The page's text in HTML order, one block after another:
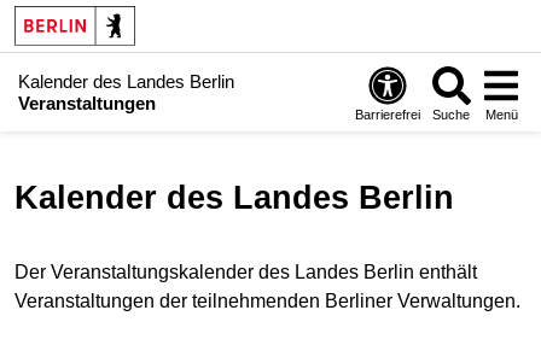
Kalender des Landes Berlin
Veranstaltungen
Barrierefrei Suche Menü
Kalender des Landes Berlin
Der Veranstaltungskalender des Landes Berlin enthält
Veranstaltungen der teilnehmenden Berliner Verwaltungen.